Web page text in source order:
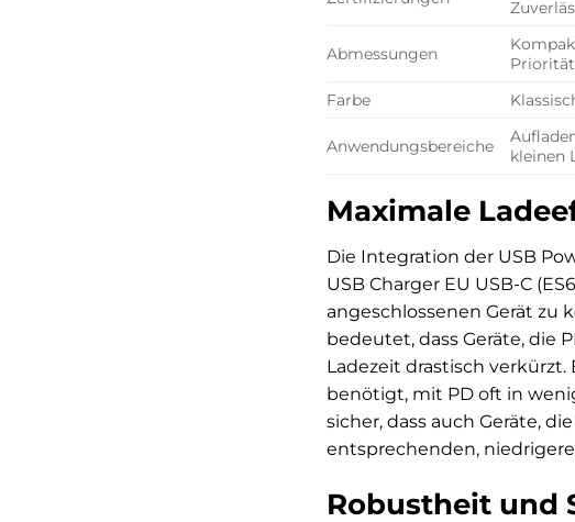
Abmessungen
Farbe
Anwendungsbereiche
kleinen
Maximale
Die Integration der USB
USB Charger EU USB-C
angeschlossenen Gerät zu
bedeutet, dass Geräte, die
Ladezeit drastisch
benötigt, mit PD oft in
sicher, dass auch Geräte,
entsprechenden,
Robustheit und